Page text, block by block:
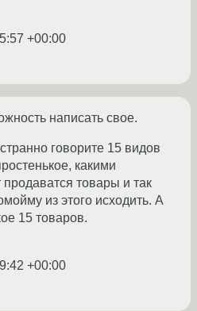
+00:00
написать свое.
говорите 15 видов
какими
продаватся товары и так
из этого исходить. А
15 товаров.
+00:00